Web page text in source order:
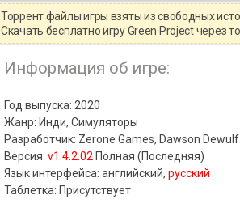
Торрент файлы игры взяты из свободных
Скачать бесплатно игру Green Project через
Информация об игре:
Год выпуска: 2020
Жанр: Инди, Симуляторы
Разработчик: Zerone Games, Dawson Dewulf
Версия: v1.4.2.02 Полная (Последняя)
Язык интерфейса: английский, русский
Таблетка: Присутствует